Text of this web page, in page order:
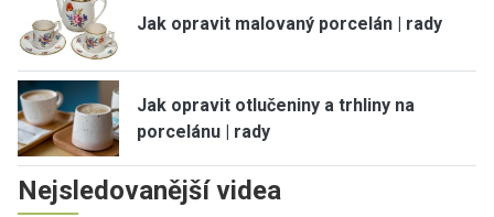
Jak opravit malovaný porcelán | rady
Jak opravit otlučeniny a trhliny na
porcelánu | rady
Nejsledovanější videa